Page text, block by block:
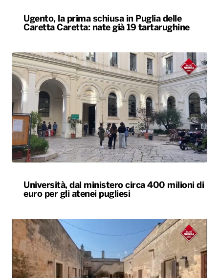
Ugento, la prima schiusa in Puglia delle
Caretta Caretta: nate già 19 tartarughine
Università, dal ministero circa 400 milioni di
euro per gli atenei pugliesi